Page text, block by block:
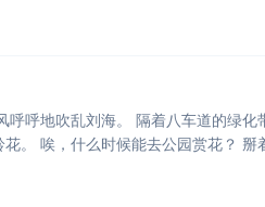
呼呼地吹乱刘海。 隔着八车道的绿
。 唉，什么时候能去公园赏花？